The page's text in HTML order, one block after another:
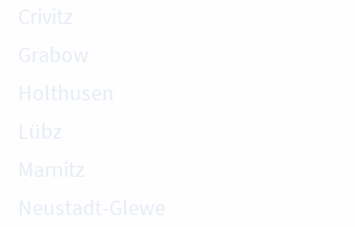
Crivitz
Grabow
Holthusen
Lübz
Marnitz
Neustadt-Glewe